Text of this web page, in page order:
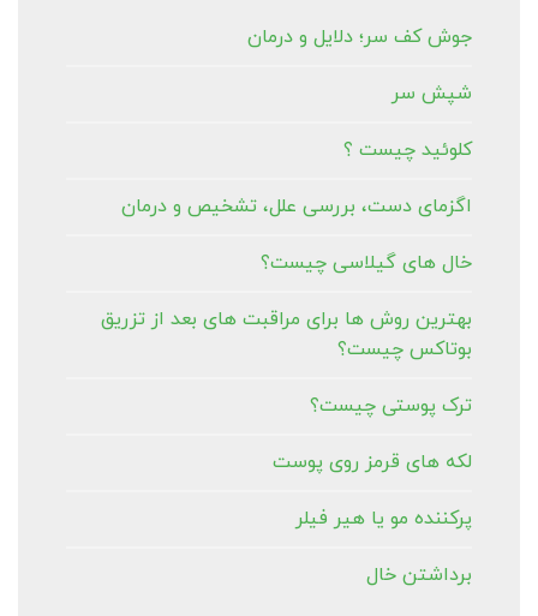
جوش کف سر؛ دلایل و درمان
شپش سر
کلوئید چیست ؟
اگزمای دست، بررسی علل، تشخیص و درمان
خال های گیلاسی چیست؟
بهترین روش ها برای مراقبت های بعد از تزریق
بوتاکس چیست؟
ترک پوستی چیست؟
لکه های قرمز روی پوست
پرکننده مو یا هیر فیلر
برداشتن خال